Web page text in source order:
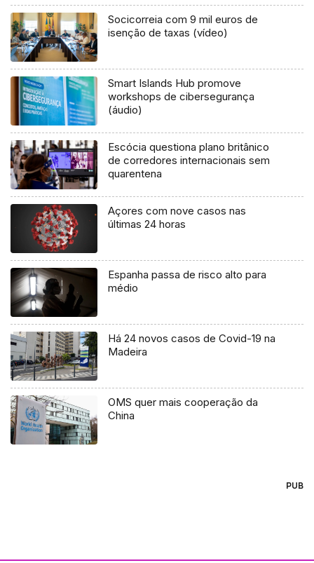
Socicorreia com 9 mil euros de
isenção de taxas (vídeo)
Smart Islands Hub promove
workshops de cibersegurança
(áudio)
Escócia questiona plano britânico
de corredores internacionais sem
quarentena
Açores com nove casos nas
últimas 24 horas
Espanha passa de risco alto para
médio
Há 24 novos casos de Covid-19 na
Madeira
OMS quer mais cooperação da
China
PUB